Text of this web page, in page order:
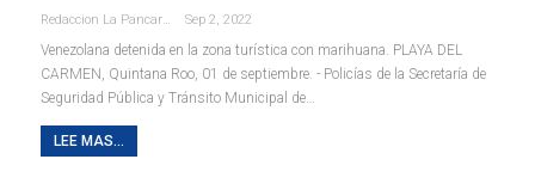
Redaccion La Pancarta De Quintana Roo Sep 2, 2022
Venezolana detenida en la zona turística con marihuana. PLAYA DEL
CARMEN, Quintana Roo, 01 de septiembre. - Policías de la Secretaría de
Seguridad Pública y Tránsito Municipal de…
LEE MAS...